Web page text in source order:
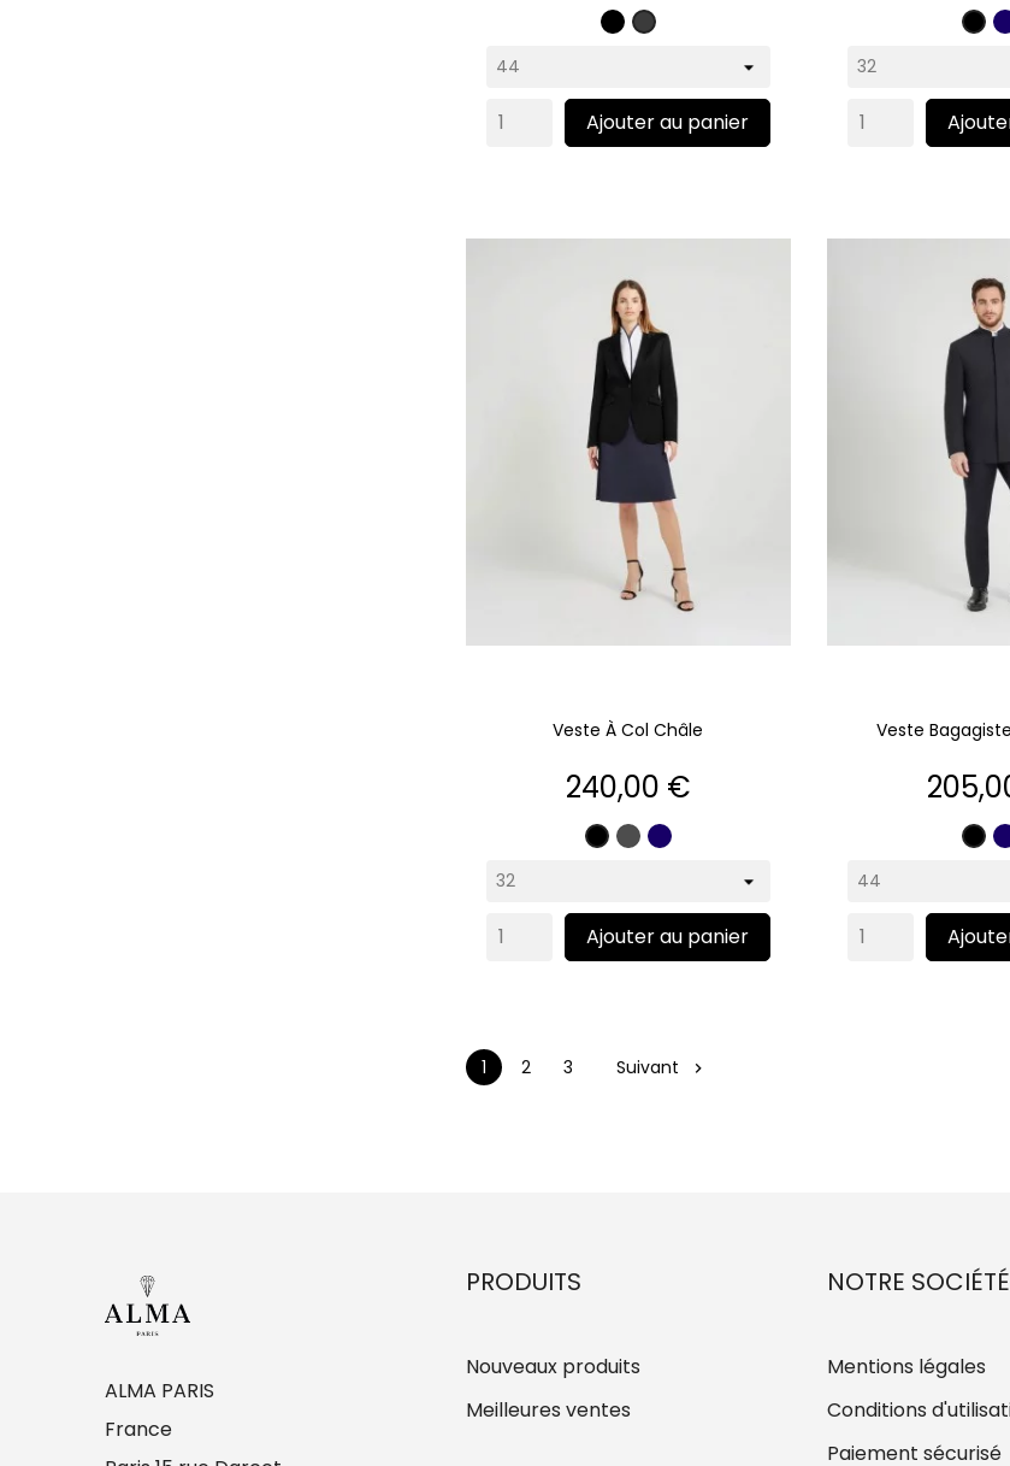
NoirGris
Ajouter au panier
Veste À Col Châle
Prix
240,00 €
NoirGrisMarine
Ajouter au panier
Veste
Prix
1 2 3 Suivant 
ALMA PARIS
France
PRODUITS
Nouveaux produits
Meilleures ventes
NOTRE SOCIÉTÉ
Mentions légales
Conditions
Paiement sécurisé